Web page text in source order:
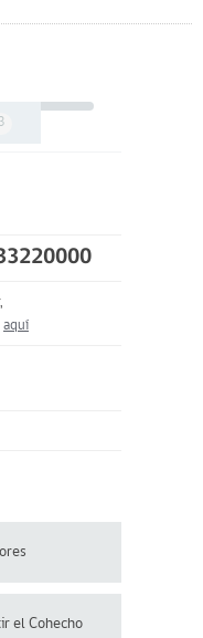
3
aquí
el Cohecho